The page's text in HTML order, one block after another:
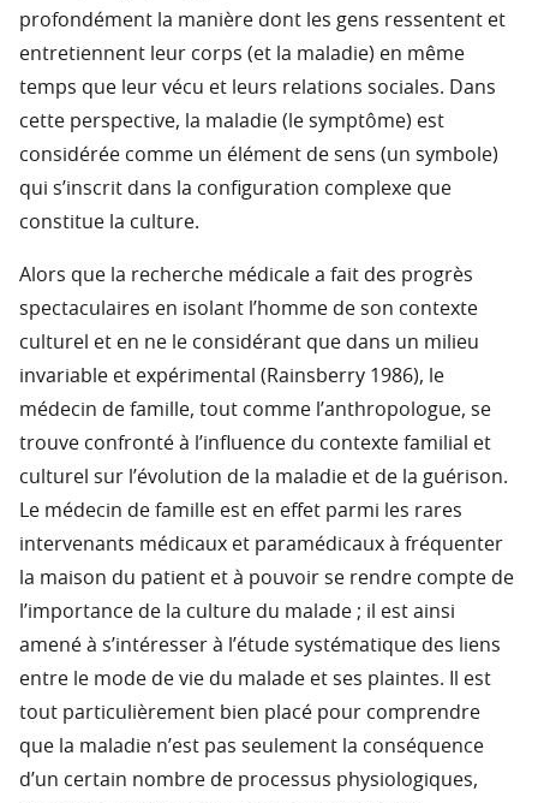
profondément la manière dont les gens ressentent et
entretiennent leur corps (et la maladie) en même
temps que leur vécu et leurs relations sociales. Dans
cette perspective, la maladie (le symptôme) est
considérée comme un élément de sens (un symbole)
qui s’inscrit dans la configuration complexe que
constitue la culture.
Alors que la recherche médicale a fait des progrès
spectaculaires en isolant l’homme de son contexte
culturel et en ne le considérant que dans un milieu
invariable et expérimental (Rainsberry 1986), le
médecin de famille, tout comme l’anthropologue, se
trouve confronté à l’influence du contexte familial et
culturel sur l’évolution de la maladie et de la guérison.
Le médecin de famille est en effet parmi les rares
intervenants médicaux et paramédicaux à fréquenter
la maison du patient et à pouvoir se rendre compte de
l’importance de la culture du malade ; il est ainsi
amené à s’intéresser à l’étude systématique des liens
entre le mode de vie du malade et ses plaintes. Il est
tout particulièrement bien placé pour comprendre
que la maladie n’est pas seulement la conséquence
d’un certain nombre de processus physiologiques,